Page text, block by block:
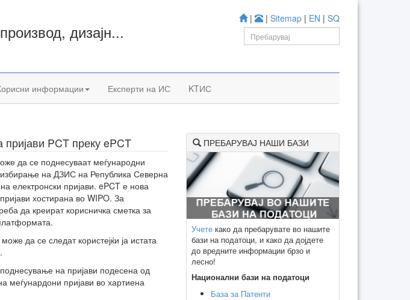
| | Sitemap | EN | SQ
дизајн...
информации Експерти на ИС KTИС
PCT преку ePCT
да се поднесуваат меѓународни
на ДЗИС на Република Северна
електронски пријави. ePCT е нова
хостирана во WIPO. За
да креират корисничка сметка за
да се следат користејќи ја истата
на пријави подесена од
пријави во хартиена
ПРЕБАРУВАЈ НАШИ БАЗИ
Учете како да пребарувате во нашите
бази на податоци, и како да дојдете
до вредните информации брзо и
лесно!
Национални бази на податоци
База за Патенти